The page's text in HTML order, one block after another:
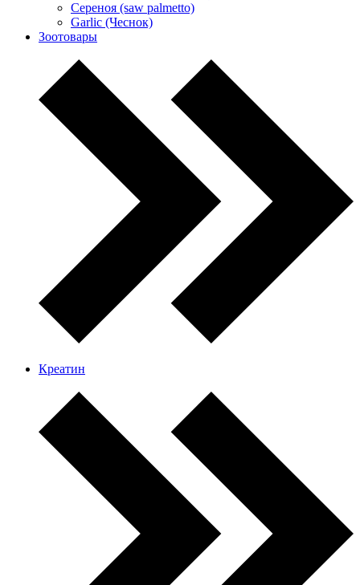
Сереноя (saw palmetto)
Garlic (Чеснок)
Зоотовары
Креатин